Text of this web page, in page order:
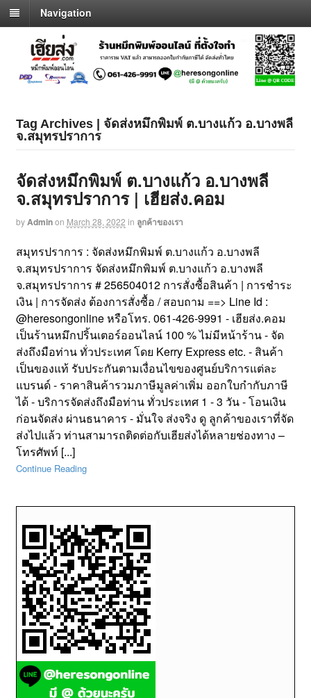
Navigation
Tag Archives | จัดส่งหมึกพิมพ์ ต.บางแก้ว อ.บางพลี
จ.สมุทรปราการ
จัดส่งหมึกพิมพ์ ต.บางแก้ว อ.บางพลี
จ.สมุทรปราการ | เฮียส่ง.คอม
byAdminon March 28, 2022 in ลูกค้าของเรา
สมุทรปราการ : จัดส่งหมึกพิมพ์ ต.บางแก้ว อ.บางพลี
จ.สมุทรปราการ จัดส่งหมึกพิมพ์ ต.บางแก้ว อ.บางพลี
จ.สมุทรปราการ # 256504012 การสั่งซื้อสินค้า | การชำระ
เงิน | การจัดส่ง ต้องการสั่งซื้อ / สอบถาม ==> Line Id :
@heresongonline หรือโทร. 061-426-9991 - เฮียส่ง.คอม
เป็นร้านหมึกปริ้นเตอร์ออนไลน์ 100 % ไม่มีหน้าร้าน - จัด
ส่งถึงมือท่าน ทั่วประเทศ โดย Kerry Express etc. - สินค้า
เป็นของแท้ รับประกันตามเงื่อนไขของศูนย์บริการแต่ละ
แบรนด์ - ราคาสินค้ารวมภาษีมูลค่าเพิ่ม ออกใบกำกับภาษี
ได้ - บริการจัดส่งถึงมือท่าน ทั่วประเทศ 1 - 3 วัน - โอนเงิน
ก่อนจัดส่ง ผ่านธนาคาร - มั่นใจ ส่งจริง ดู ลูกค้าของเราที่จัด
ส่งไปแล้ว ท่านสามารถติดต่อกับเฮียส่งได้หลายช่องทาง –
โทรศัพท์ [...]
Continue Reading